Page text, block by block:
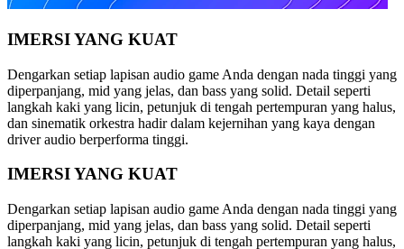
IMERSI YANG KUAT
Dengarkan setiap lapisan audio game Anda dengan nada tinggi yang
diperpanjang, mid yang jelas, dan bass yang solid. Detail seperti
langkah kaki yang licin, petunjuk di tengah pertempuran yang halus,
dan sinematik orkestra hadir dalam kejernihan yang kaya dengan
driver audio berperforma tinggi.
IMERSI YANG KUAT
Dengarkan setiap lapisan audio game Anda dengan nada tinggi yang
diperpanjang, mid yang jelas, dan bass yang solid. Detail seperti
langkah kaki yang licin, petunjuk di tengah pertempuran yang halus,